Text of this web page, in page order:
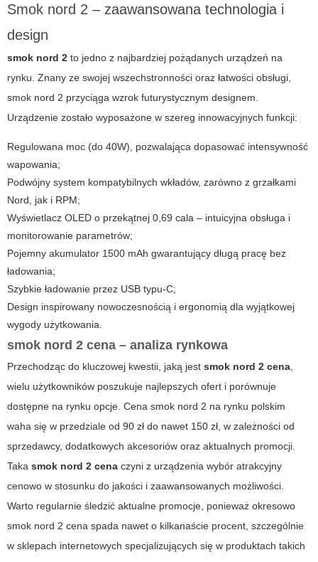
Smok nord 2 – zaawansowana technologia i
design
smok nord 2 to jedno z najbardziej pożądanych urządzeń na
rynku. Znany ze swojej wszechstronności oraz łatwości obsługi,
smok nord 2 przyciąga wzrok futurystycznym designem.
Urządzenie zostało wyposażone w szereg innowacyjnych funkcji:
Regulowana moc (do 40W), pozwalająca dopasować intensywność
wapowania;
Podwójny system kompatybilnych wkładów, zarówno z grzałkami
Nord, jak i RPM;
Wyświetlacz OLED o przekątnej 0,69 cala – intuicyjna obsługa i
monitorowanie parametrów;
Pojemny akumulator 1500 mAh gwarantujący długą pracę bez
ładowania;
Szybkie ładowanie przez USB typu-C;
Design inspirowany nowoczesnością i ergonomią dla wyjątkowej
wygody użytkowania.
smok nord 2 cena – analiza rynkowa
Przechodząc do kluczowej kwestii, jaką jest smok nord 2 cena
wielu użytkowników poszukuje najlepszych ofert i porównuje
dostępne na rynku opcje. Cena smok nord 2 na rynku polskim
waha się w przedziale od 90 zł do nawet 150 zł, w zależności od
sprzedawcy, dodatkowych akcesoriów oraz aktualnych promocji.
Taka smok nord 2 cena czyni z urządzenia wybór atrakcyjny
cenowo w stosunku do jakości i zaawansowanych możliwości.
Warto regularnie śledzić aktualne promocje, ponieważ okresowo
smok nord 2 cena spada nawet o kilkanaście procent, szczególnie
w sklepach internetowych specjalizujących się w produktach takich